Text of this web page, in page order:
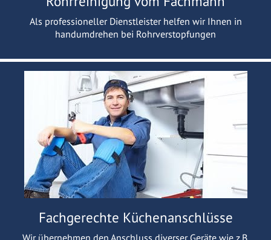
Als professioneller Dienstleister helfen wir Ihnen in
handumdrehen bei Rohrverstopfungen
Fachgerechte Küchenanschlüsse